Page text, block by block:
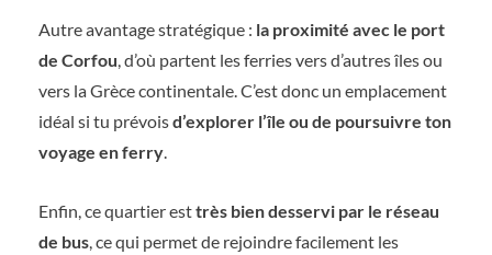
Autre avantage stratégique : la proximité avec le port
de Corfou, d’où partent les ferries vers d’autres îles ou
vers la Grèce continentale. C’est donc un emplacement
idéal si tu prévoisd’explorer l’île ou de poursuivre ton
voyage en ferry.
Enfin, ce quartier esttrès bien desservi par le réseau
de bus, ce qui permet de rejoindre facilement les